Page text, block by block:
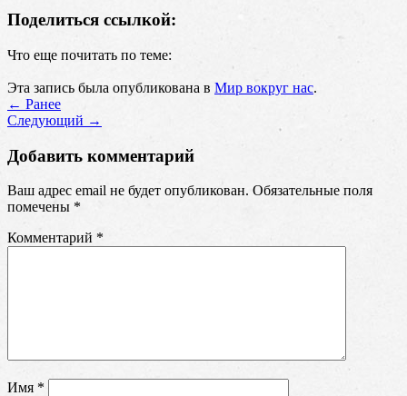
Поделиться ссылкой:
Что еще почитать по теме:
Эта запись была опубликована в Мир вокруг нас.
← Ранее
Cледующий →
Добавить комментарий
Ваш адрес email не будет опубликован. Обязательные поля
помечены *
Комментарий *
Имя *